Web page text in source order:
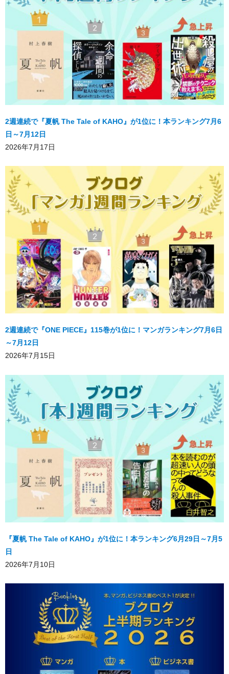
2週連続で『夏帆 The Tale of KAHO』が1位に！本ランキング7月6
日～7月12日
2026年7月17日
2週連続で『ONE PIECE』115巻が1位に！マンガランキング7月6日
～7月12日
2026年7月15日
『夏帆 The Tale of KAHO』が1位に！本ランキング6月29日～7月5
日
2026年7月10日